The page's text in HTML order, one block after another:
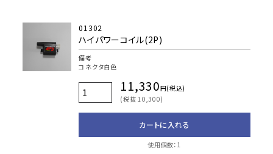
01302
ハイパワーコイル(2P)
備考
コネクタ白色
11,330円(税込)
(税抜 10,300)
カートに入れる
使用個数：1